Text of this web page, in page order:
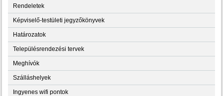
Rendeletek
Képviselő-testületi jegyzőkönyvek
Határozatok
Településrendezési tervek
Meghívók
Szálláshelyek
Ingyenes wifi pontok